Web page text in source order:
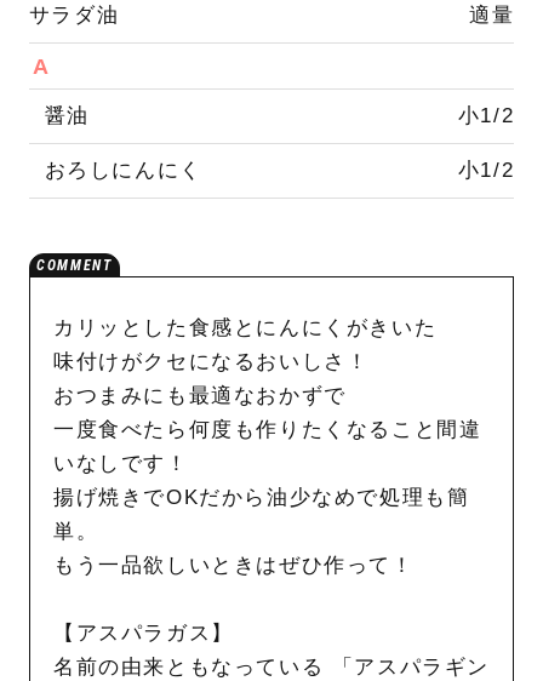
サラダ油 適量
A
醤油 小1/2
おろしにんにく 小1/2
カリッとした食感とにんにくがきいた
味付けがクセになるおいしさ！
おつまみにも最適なおかずで
一度食べたら何度も作りたくなること間違
いなしです！
揚げ焼きでOKだから油少なめで処理も簡
単。
もう一品欲しいときはぜひ作って！
【アスパラガス】
名前の由来ともなっている 「アスパラギン